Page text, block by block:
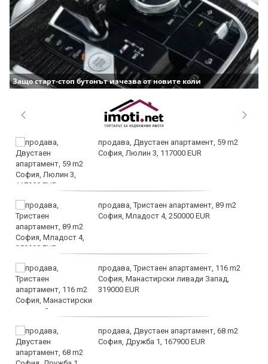
Защо старт-стоп бутонът изчезва от новите коли
продава, Двустаен апартамент, 59 m2
София, Люлин 3, 117000 EUR
продава, Тристаен апартамент, 89 m2
София, Младост 4, 250000 EUR
продава, Тристаен апартамент, 116 m2
София, Манастирски ливади Запад,
319000 EUR
продава, Двустаен апартамент, 68 m2
София, Дружба 1, 167900 EUR